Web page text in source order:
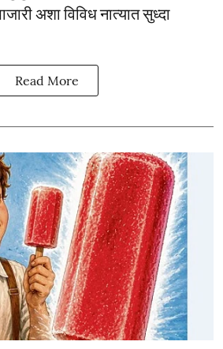
अशा विविध नात्यात सुध्दा
Read More